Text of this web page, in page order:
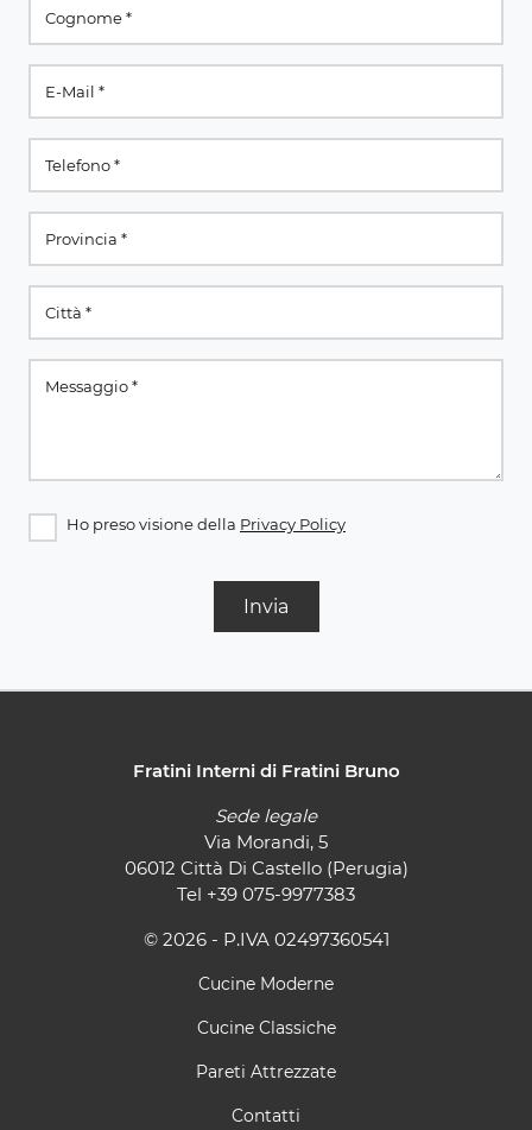
Ho preso visione della Privacy Policy
Invia
Fratini Interni di Fratini Bruno
Sede legale
Via Morandi, 5
06012 Città Di Castello (Perugia)
Tel +39 075-9977383
© 2026 - P.IVA 02497360541
Cucine Moderne
Cucine Classiche
Pareti Attrezzate
Contatti